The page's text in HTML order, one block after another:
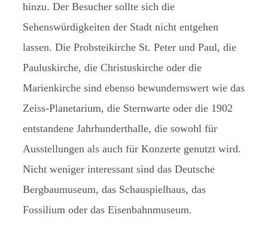
hinzu. Der Besucher sollte sich die
Sehenswürdigkeiten der Stadt nicht entgehen
lassen. Die Probsteikirche St. Peter und Paul, die
Pauluskirche, die Christuskirche oder die
Marienkirche sind ebenso bewundernswert wie das
Zeiss-Planetarium, die Sternwarte oder die 1902
entstandene Jahrhunderthalle, die sowohl für
Ausstellungen als auch für Konzerte genutzt wird.
Nicht weniger interessant sind das Deutsche
Bergbaumuseum, das Schauspielhaus, das
Fossilium oder das Eisenbahnmuseum.